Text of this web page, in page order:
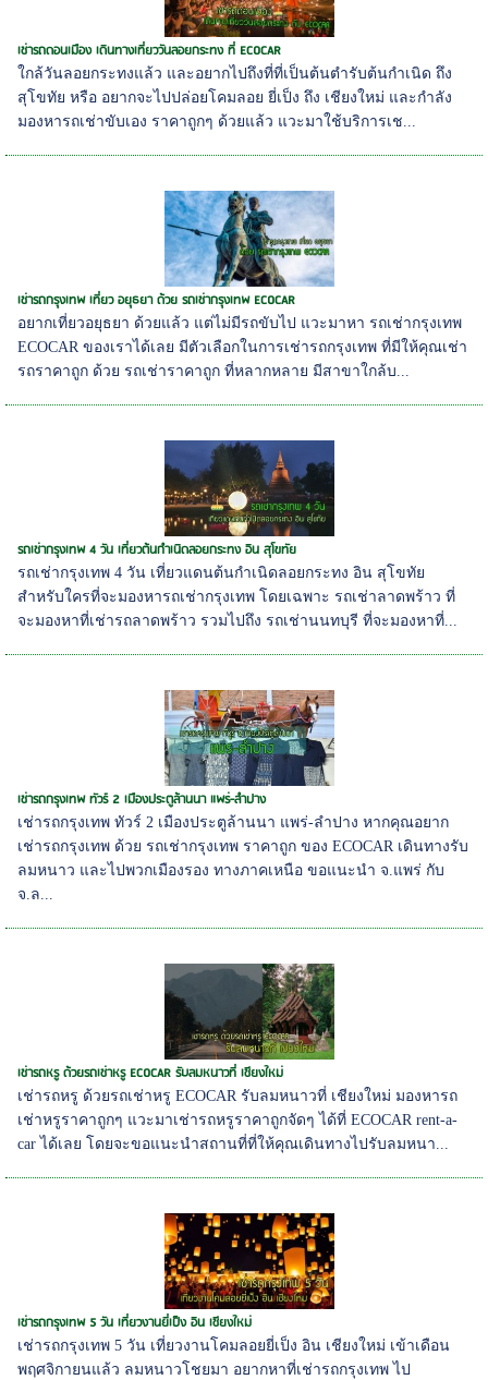
เช่ารถดอนเมือง เดินทางเที่ยววันลอยกระทง ที่ ECOCAR
ใกล้วันลอยกระทงแล้ว และอยากไปถึงที่ที่เป็นต้นตำรับต้นกำเนิด ถึง
สุโขทัย หรือ อยากจะไปปล่อยโคมลอย ยี่เป็ง ถึง เชียงใหม่ และกำลัง
มองหารถเช่าขับเอง ราคาถูกๆ ด้วยแล้ว แวะมาใช้บริการเช...
เช่ารถกรุงเทพ เที่ยว อยุธยา ด้วย รถเช่ากรุงเทพ ECOCAR
อยากเที่ยวอยุธยา ด้วยแล้ว แต่ไม่มีรถขับไป แวะมาหา รถเช่ากรุงเทพ
ECOCAR ของเราได้เลย มีตัวเลือกในการเช่ารถกรุงเทพ ที่มีให้คุณเช่า
รถราคาถูก ด้วย รถเช่าราคาถูก ที่หลากหลาย มีสาขาใกล้บ...
รถเช่ากรุงเทพ 4 วัน เที่ยวต้นกำเนิดลอยกระทง อิน สุโขทัย
รถเช่ากรุงเทพ 4 วัน เที่ยวแดนต้นกำเนิดลอยกระทง อิน สุโขทัย
สำหรับใครที่จะมองหารถเช่ากรุงเทพ โดยเฉพาะ รถเช่าลาดพร้าว ที่
จะมองหาที่เช่ารถลาดพร้าว รวมไปถึง รถเช่านนทบุรี ที่จะมองหาที่...
เช่ารถกรุงเทพ ทัวร์ 2 เมืองประตูล้านนา แพร่-ลำปาง
เช่ารถกรุงเทพ ทัวร์ 2 เมืองประตูล้านนา แพร่-ลำปาง หากคุณอยาก
เช่ารถกรุงเทพ ด้วย รถเช่ากรุงเทพ ราคาถูก ของ ECOCAR เดินทางรับ
ลมหนาว และไปพวกเมืองรอง ทางภาคเหนือ ขอแนะนำ จ.แพร่ กับ
จ.ล...
เช่ารถหรู ด้วยรถเช่าหรู ECOCAR รับลมหนาวที่ เชียงใหม่
เช่ารถหรู ด้วยรถเช่าหรู ECOCAR รับลมหนาวที่ เชียงใหม่ มองหารถ
เช่าหรูราคาถูกๆ แวะมาเช่ารถหรูราคาถูกจัดๆ ได้ที่ ECOCAR rent-a-
car ได้เลย โดยจะขอแนะนำสถานที่ที่ให้คุณเดินทางไปรับลมหนา...
เช่ารถกรุงเทพ 5 วัน เที่ยวงานยี่เป็ง อิน เชียงใหม่
เช่ารถกรุงเทพ 5 วัน เที่ยวงานโคมลอยยี่เป็ง อิน เชียงใหม่ เข้าเดือน
พฤศจิกายนแล้ว ลมหนาวโชยมา อยากหาที่เช่ารถกรุงเทพ ไป